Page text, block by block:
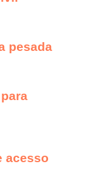
pesada
acesso